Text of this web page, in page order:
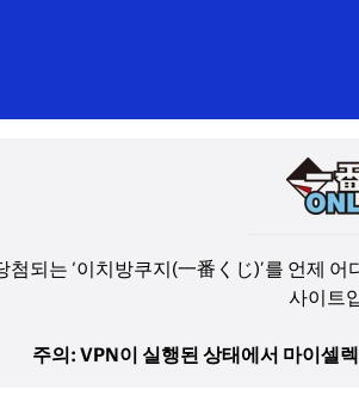
첨되는 ‘이치방쿠지(一番くじ)’를 언제
사이트
주의: VPN이 실행된 상태에서 마이셀